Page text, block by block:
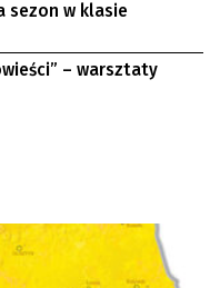
sezon w klasie
– warsztaty